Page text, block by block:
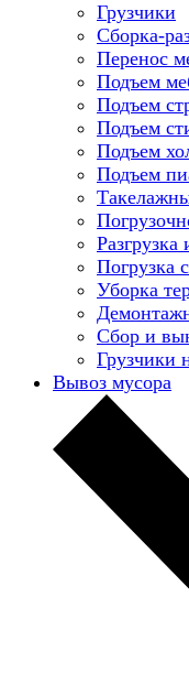
Грузчики
Сборка-
Перенос
Подъем
Подъем
Подъем
Подъем
Подъем
Разгрузка
Погрузка
Уборка
Сбор и
Грузчики
Вывоз мусора